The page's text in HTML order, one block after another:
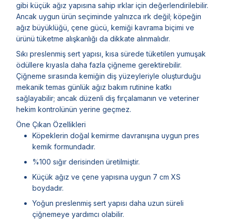
gibi küçük ağız yapısına sahip ırklar için değerlendirilebilir.
Ancak uygun ürün seçiminde yalnızca ırk değil; köpeğin
ağız büyüklüğü, çene gücü, kemiği kavrama biçimi ve
ürünü tüketme alışkanlığı da dikkate alınmalıdır.
Sıkı preslenmiş sert yapısı, kısa sürede tüketilen yumuşak
ödüllere kıyasla daha fazla çiğneme gerektirebilir.
Çiğneme sırasında kemiğin diş yüzeyleriyle oluşturduğu
mekanik temas günlük ağız bakım rutinine katkı
sağlayabilir; ancak düzenli diş fırçalamanın ve veteriner
hekim kontrolünün yerine geçmez.
Öne Çıkan Özellikleri
Köpeklerin doğal kemirme davranışına uygun pres
kemik formundadır.
%100 sığır derisinden üretilmiştir.
Küçük ağız ve çene yapısına uygun 7 cm XS
boydadır.
Yoğun preslenmiş sert yapısı daha uzun süreli
çiğnemeye yardımcı olabilir.